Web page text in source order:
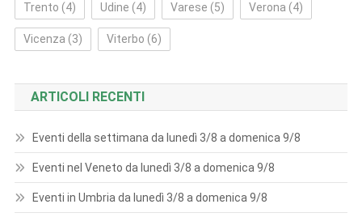
Trento (4) Udine (4) Varese (5) Verona (4)
Vicenza (3) Viterbo (6)
ARTICOLI RECENTI
Eventi della settimana da lunedì 3/8 a domenica 9/8
Eventi nel Veneto da lunedì 3/8 a domenica 9/8
Eventi in Umbria da lunedì 3/8 a domenica 9/8